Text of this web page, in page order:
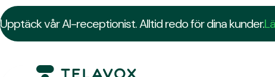
Upptäck vår AI-receptionist. Alltid redo för dina kunder.